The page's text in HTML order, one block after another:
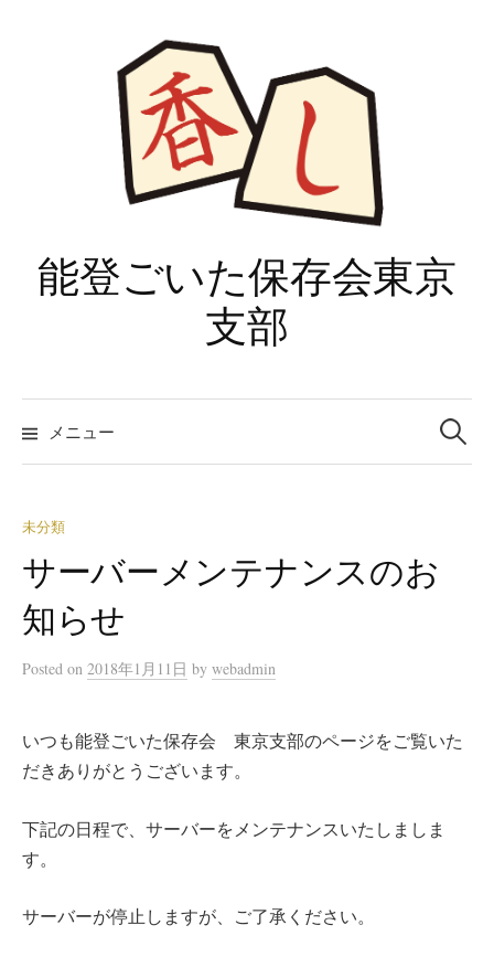
能登ごいた保存会東京
支部
メニュー
検
索:
未分類
サーバーメンテナンスのお
知らせ
Posted on 2018年1月11日 by webadmin
いつも能登ごいた保存会 東京支部のページをご覧いた
だきありがとうございます。
下記の日程で、サーバーをメンテナンスいたしましま
す。
サーバーが停止しますが、ご了承ください。